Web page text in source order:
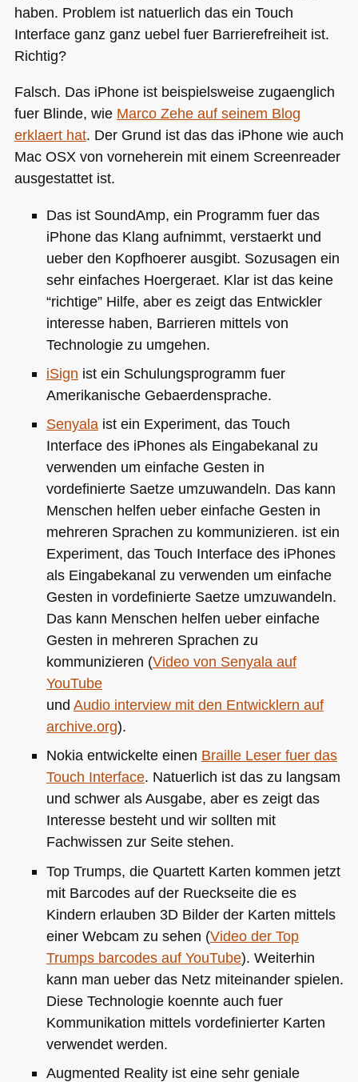
haben. Problem ist natuerlich das ein Touch
Interface ganz ganz uebel fuer Barrierefreiheit ist.
Richtig?
Falsch. Das iPhone ist beispielsweise zugaenglich
fuer Blinde, wie Marco Zehe auf seinem Blog
erklaert hat. Der Grund ist das das iPhone wie auch
Mac OSXvon vorneherein mit einem Screenreader
ausgestattet ist.
Das ist SoundAmp, ein Programm fuer das
iPhone das Klang aufnimmt, verstaerkt und
ueber den Kopfhoerer ausgibt. Sozusagen ein
sehr einfaches Hoergeraet. Klar ist das keine
“richtige” Hilfe, aber es zeigt das Entwickler
interesse haben, Barrieren mittels von
Technologie zu umgehen.
iSign ist ein Schulungsprogramm fuer
Amerikanische Gebaerdensprache.
Senyalaist ein Experiment, das Touch
Interface des iPhones als Eingabekanal zu
verwenden um einfache Gesten in
vordefinierte Saetze umzuwandeln. Das kann
Menschen helfen ueber einfache Gesten in
mehreren Sprachen zu kommunizieren. ist ein
Experiment, das Touch Interface des iPhones
als Eingabekanal zu verwenden um einfache
Gesten in vordefinierte Saetze umzuwandeln.
Das kann Menschen helfen ueber einfache
Gesten in mehreren Sprachen zu
kommunizieren (Video von Senyala auf
YouTube
und Audio interview mit den Entwicklern auf
archive.org).
Nokia entwickelte einen Braille Leser fuer das
Touch Interface. Natuerlich ist das zu langsam
und schwer als Ausgabe, aber es zeigt das
Interesse besteht und wir sollten mit
Fachwissen zur Seite stehen.
Top Trumps, die Quartett Karten kommen jetzt
mit Barcodes auf der Rueckseite die es
Kindern erlauben 3D Bilder der Karten mittels
einer Webcam zu sehen (Video der Top
Trumps barcodes auf YouTube). Weiterhin
kann man ueber das Netz miteinander spielen.
Diese Technologie koennte auch fuer
Kommunikation mittels vordefinierter Karten
verwendet werden.
Augmented Reality ist eine sehr geniale